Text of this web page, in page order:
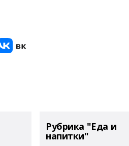
Рубрика "Еда и
напитки"